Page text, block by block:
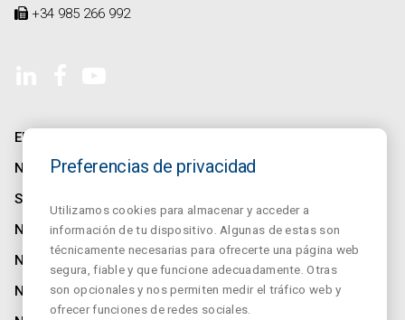
+34 985 266 992
EMPRESA
NORMALINK
SALUZ
NORMALUX
NORMALIT
NORMADET
Preferencias de privacidad
Utilizamos cookies para almacenar y acceder a
información de tu dispositivo. Algunas de estas son
técnicamente necesarias para ofrecerte una página web
segura, fiable y que funcione adecuadamente. Otras
son opcionales y nos permiten medir el tráfico web y
ofrecer funciones de redes sociales.